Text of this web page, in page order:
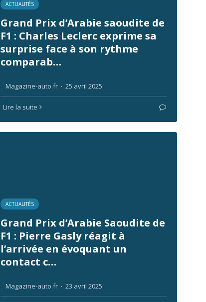
ACTUALITÉS
Grand Prix d’Arabie saoudite de
F1 : Charles Leclerc exprime sa
surprise face à son rythme
comparab…
Magazine-auto.fr · 25 avril 2025
Lire la suite
ACTUALITÉS
Grand Prix d’Arabie Saoudite de
F1 : Pierre Gasly réagit à
l’arrivée en évoquant un
contact c…
Magazine-auto.fr · 23 avril 2025